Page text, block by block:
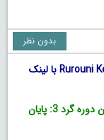
بدون نظر
دانلود فیلم Rurouni Kenshin: The Legend Ends 2014 با لینک
فیلم خارجی شمشیرزن دوره گرد 3: پایان